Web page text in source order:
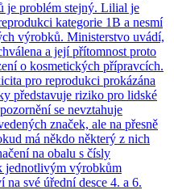
je problém stejný. Lilial je
kategorie 1B a nesmí
výrobků. Ministerstvo uvádí,
a její přítomnost proto
o kosmetických přípravcích.
pro reprodukci prokázána
představuje riziko pro lidské
se nevztahuje
značek, ale na přesně
má někdo některý z nich
na obalu s čísly
jednotlivým výrobkům
své úřední desce 4. a 6.